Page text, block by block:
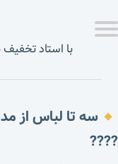
با استاد
سه تا لباس از
????